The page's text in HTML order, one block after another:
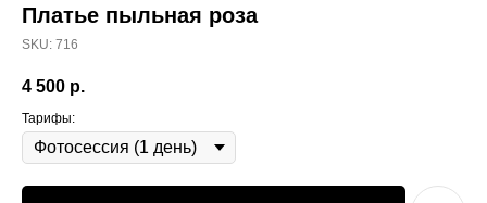
Платье пыльная роза
SKU: 716
4 500 р.
Тарифы: